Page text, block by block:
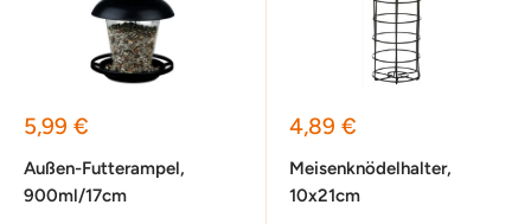
Sonderpreis
5,99 €
Außen-Futterampel,
900ml/17cm
Sonderpreis
4,89 €
Meisenknödelhalter,
10x21cm